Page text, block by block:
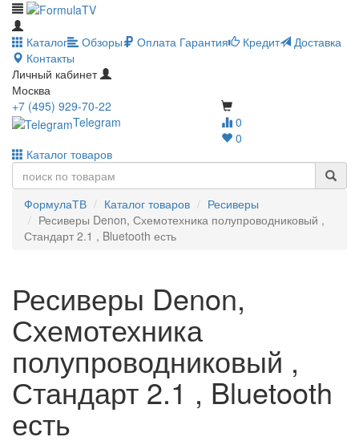
Каталог Обзоры Оплата Гарантия Кредит
Доставка
Контакты
Личный кабинет
Москва
0
0
+7 (495) 929-70-22
Telegram
Каталог товаров
ФормулаТВ Каталог товаров
Ресиверы
Ресиверы Denon, Схемотехника полупроводниковый ,
Стандарт 2.1 , Bluetooth есть
Ресиверы Denon,
Схемотехника
полупроводниковый ,
Стандарт 2.1 , Bluetooth
есть